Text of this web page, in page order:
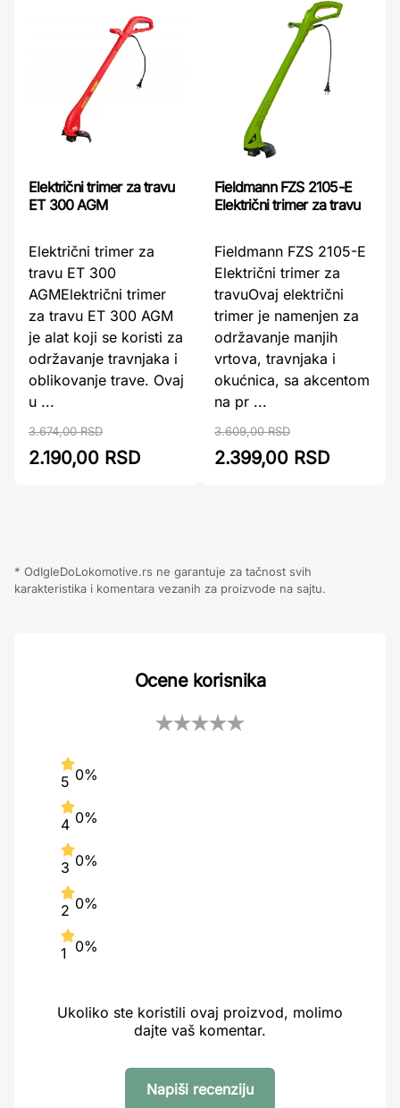
Električni trimer za travu
ET 300 AGM
Električni trimer za
travu ET 300
AGMElektrični trimer
za travu ET 300 AGM
je alat koji se koristi za
održavanje travnjaka i
oblikovanje trave. Ovaj
u ...
3.674,00 RSD
2.190,00 RSD
Fieldmann FZS 2105-E
Električni trimer za travu
Fieldmann FZS 2105-E
Električni trimer za
travuOvaj električni
trimer je namenjen za
održavanje manjih
vrtova, travnjaka i
okućnica, sa akcentom
na pr ...
3.609,00 RSD
2.399,00 RSD
* OdIgleDoLokomotive.rs ne garantuje za tačnost svih
karakteristika i komentara vezanih za proizvode na sajtu.
Ocene korisnika
5 0%
4 0%
3 0%
2 0%
1 0%
Ukoliko ste koristili ovaj proizvod, molimo
dajte vaš komentar.
Napiši recenziju